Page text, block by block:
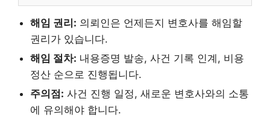
해임 권리: 의뢰인은 언제든지 변호사를 해임할
권리가 있습니다.
해임 절차: 내용증명 발송, 사건 기록 인계, 비용
정산 순으로 진행됩니다.
주의점: 사건 진행 일정, 새로운 변호사와의 소통
에 유의해야 합니다.